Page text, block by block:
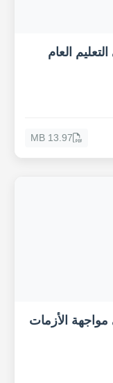
العام
13.97 MB
مواجهة الأزمات